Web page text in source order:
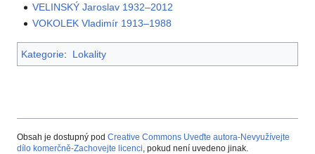
VELINSKÝ Jaroslav 1932–2012
VOKOLEK Vladimír 1913–1988
Kategorie: Lokality
Obsah je dostupný pod Creative Commons Uveďte autora-Nevyužívejte
dílo komerčně-Zachovejte licenci , pokud není uvedeno jinak.